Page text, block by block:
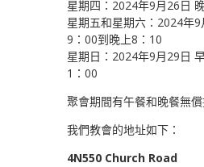
星期四：2024年9月26日
星期五和星期六：2024年
9：00到晚上8：10
星期日：2024年9月29日
1：00
聚會期間有午餐和晚餐無償
我們教會的地址如下：
4N550 Church Road